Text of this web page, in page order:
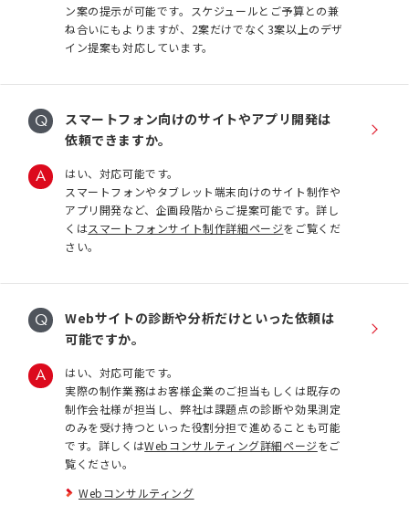
ン案の提示が可能です。スケジュールとご予算との兼
ね合いにもよりますが、2案だけでなく3案以上のデザ
イン提案も対応しています。
スマートフォン向けのサイトやアプリ開発は
依頼できますか。
はい、対応可能です。
スマートフォンやタブレット端末向けのサイト制作や
アプリ開発など、企画段階からご提案可能です。詳し
くはスマートフォンサイト制作詳細ページをご覧くだ
さい。
Webサイトの診断や分析だけといった依頼は
可能ですか。
はい、対応可能です。
実際の制作業務はお客様企業のご担当もしくは既存の
制作会社様が担当し、弊社は課題点の診断や効果測定
のみを受け持つといった役割分担で進めることも可能
です。詳しくはWebコンサルティング詳細ページをご
覧ください。
Webコンサルティング